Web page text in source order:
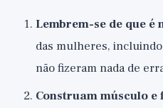
Lembrem-se de que é
das mulheres,
não fizeram nada de
Construam músculo